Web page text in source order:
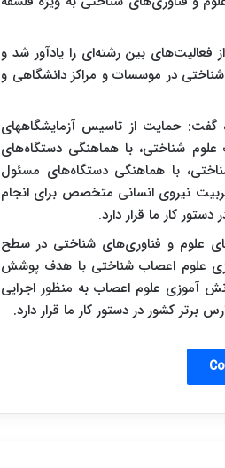
فعالیت‌های بین رشته‌ای را یادآور شد و
در موسسات و مراکز دانشگاهی و
گفت: حمایت از تاسیس آزمایشگاههای
شناختی، با هماهنگی دستگاه‌های
با هماهنگی دستگاه‌های مسئول
نیروی انسانی متخصص برای انجام
کار ما قرار دارد.
علوم و فناوری‌های شناختی در سطح
علوم اعصاب شناختی با هدف پوشش
تشکیل کمیته دانش آموزی علوم اعصاب به منظور اجرایی
برتر کشور در دستور کار ما قرار دارد.